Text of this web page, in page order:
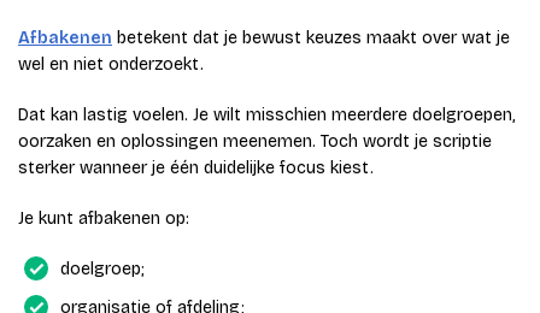
Afbakenen betekent dat je bewust keuzes maakt over wat je
wel en niet onderzoekt.
Dat kan lastig voelen. Je wilt misschien meerdere doelgroepen,
oorzaken en oplossingen meenemen. Toch wordt je scriptie
sterker wanneer je één duidelijke focus kiest.
Je kunt afbakenen op:
doelgroep;
organisatie of afdeling;